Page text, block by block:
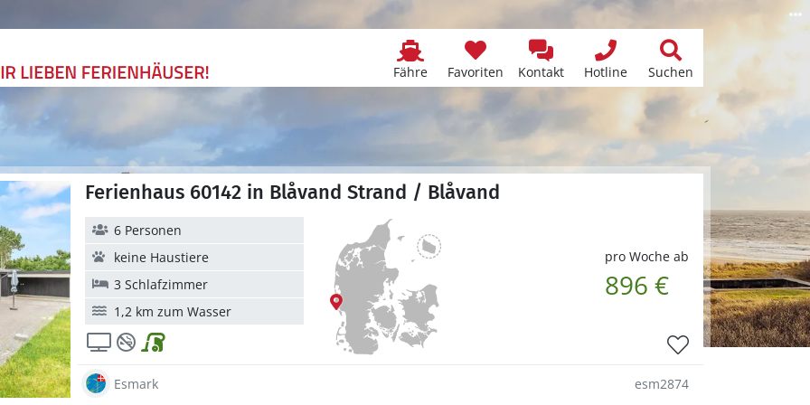
Fähre Favoriten Kontakt Hotline Suchen
Ferienhaus 60142 in Blåvand Strand / Blåvand
pro Woche ab
896 €
6 Personen
keine Haustiere
3 Schlafzimmer
1,2 km zum Wasser
Esmark esm2874